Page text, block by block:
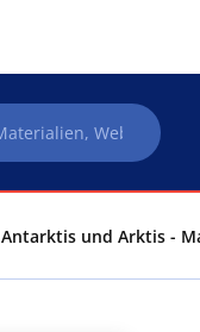
Antarktis und Arktis -